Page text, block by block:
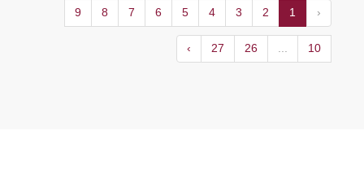
‹
1
2
3
4
5
6
7
8
9
10
...
26
27
›